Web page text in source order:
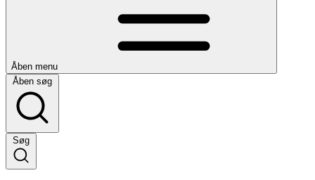
Åben menu
Åben søg
Søg